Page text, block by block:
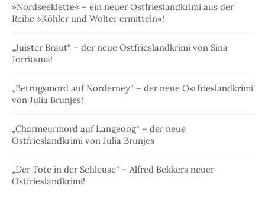
»Nordseeklette« – ein neuer Ostfrieslandkrimi aus der
Reihe »Köhler und Wolter ermitteln«!
„Juister Braut“ – der neue Ostfrieslandkrimi von Sina
Jorritsma!
„Betrugsmord auf Norderney“ – der neue Ostfrieslandkrimi
von Julia Brunjes!
„Charmeurmord auf Langeoog“ – der neue
Ostfrieslandkrimi von Julia Brunjes
„Der Tote in der Schleuse“ – Alfred Bekkers neuer
Ostfrieslandkrimi!